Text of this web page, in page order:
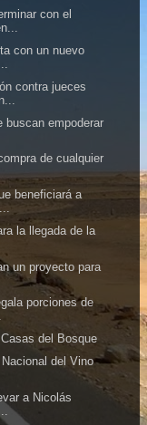
con el
con un nuevo
contra jueces
buscan empoderar
de cualquier
beneficiará a
la llegada de la
un proyecto para
porciones de
del Bosque
del Vino
a Nicolás